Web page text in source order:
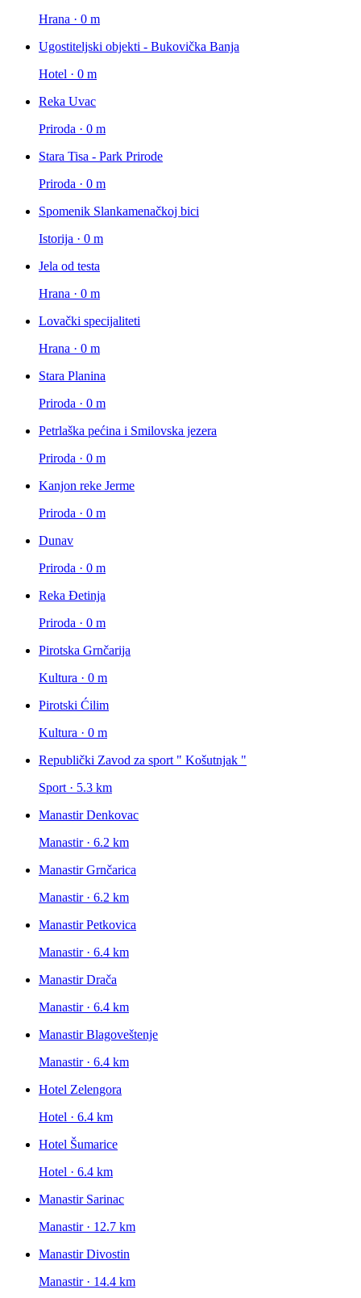
Hrana · 0 m
Ugostiteljski objekti - Bukovička Banja
Hotel · 0 m
Reka Uvac
Priroda · 0 m
Stara Tisa - Park Prirode
Priroda · 0 m
Spomenik Slankamenačkoj bici
Istorija · 0 m
Jela od testa
Hrana · 0 m
Lovački specijaliteti
Hrana · 0 m
Stara Planina
Priroda · 0 m
Petrlaška pećina i Smilovska jezera
Priroda · 0 m
Kanjon reke Jerme
Priroda · 0 m
Dunav
Priroda · 0 m
Reka Đetinja
Priroda · 0 m
Pirotska Grnčarija
Kultura · 0 m
Pirotski Ćilim
Kultura · 0 m
Republički Zavod za sport " Košutnjak "
Sport · 5.3 km
Manastir Denkovac
Manastir · 6.2 km
Manastir Grnčarica
Manastir · 6.2 km
Manastir Petkovica
Manastir · 6.4 km
Manastir Drača
Manastir · 6.4 km
Manastir Blagoveštenje
Manastir · 6.4 km
Hotel Zelengora
Hotel · 6.4 km
Hotel Šumarice
Hotel · 6.4 km
Manastir Sarinac
Manastir · 12.7 km
Manastir Divostin
Manastir · 14.4 km